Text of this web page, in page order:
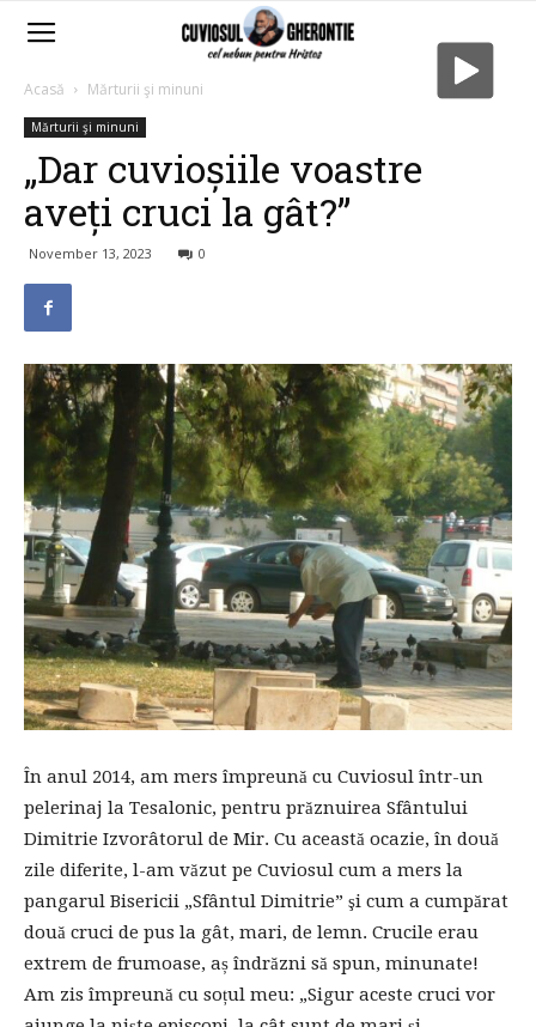
Acasă Mărturii şi minuni
Mărturii şi minuni
„Dar cuvioșiile voastre
aveți cruci la gât?”
November 13, 2023 0
În anul 2014, am mers împreună cu Cuviosul într-un
pelerinaj la Tesalonic, pentru prăznuirea Sfântului
Dimitrie Izvorâtorul de Mir. Cu această ocazie, în două
zile diferite, l-am văzut pe Cuviosul cum a mers la
pangarul Bisericii „Sfântul Dimitrie” şi cum a cumpărat
două cruci de pus la gât, mari, de lemn. Crucile erau
extrem de frumoase, aș îndrăzni să spun, minunate!
Am zis împreună cu soțul meu: „Sigur aceste cruci vor